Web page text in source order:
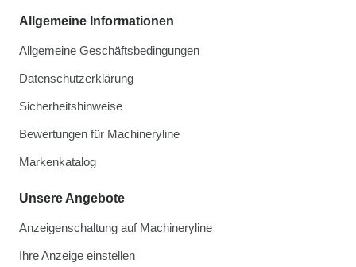
Allgemeine Informationen
Allgemeine Geschäftsbedingungen
Datenschutzerklärung
Sicherheitshinweise
Bewertungen für Machineryline
Markenkatalog
Unsere Angebote
Anzeigenschaltung auf Machineryline
Ihre Anzeige einstellen